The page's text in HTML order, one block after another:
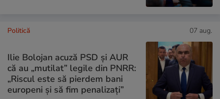
Politică 07 aug.
Ilie Bolojan acuză PSD și AUR
că au „mutilat” legile din PNRR:
„Riscul este să pierdem bani
europeni și să fim penalizați”